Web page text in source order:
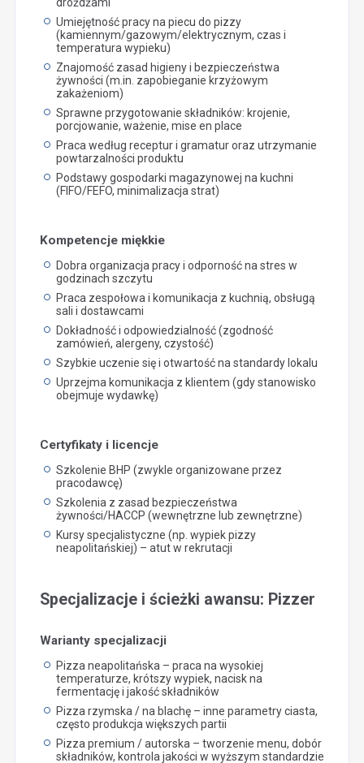
Umiejętność pracy na piecu do pizzy
(kamiennym/gazowym/elektrycznym, czas i
temperatura wypieku)
Znajomość zasad higieny i bezpieczeństwa
żywności (m.in. zapobieganie krzyżowym
zakażeniom)
Sprawne przygotowanie składników: krojenie,
porcjowanie, ważenie, mise en place
Praca według receptur i gramatur oraz utrzymanie
powtarzalności produktu
Podstawy gospodarki magazynowej na kuchni
(FIFO/FEFO, minimalizacja strat)
Kompetencje miękkie
Dobra organizacja pracy i odporność na stres w
godzinach szczytu
Praca zespołowa i komunikacja z kuchnią, obsługą
sali i dostawcami
Dokładność i odpowiedzialność (zgodność
zamówień, alergeny, czystość)
Szybkie uczenie się i otwartość na standardy lokalu
Uprzejma komunikacja z klientem (gdy stanowisko
obejmuje wydawkę)
Certyfikaty i licencje
Szkolenie BHP (zwykle organizowane przez
pracodawcę)
Szkolenia z zasad bezpieczeństwa
żywności/HACCP (wewnętrzne lub zewnętrzne)
Kursy specjalistyczne (np. wypiek pizzy
neapolitańskiej) – atut w rekrutacji
Specjalizacje i ścieżki awansu: Pizzer
Warianty specjalizacji
Pizza neapolitańska – praca na wysokiej
temperaturze, krótszy wypiek, nacisk na
fermentację i jakość składników
Pizza rzymska / na blachę – inne parametry ciasta,
często produkcja większych partii
Pizza premium / autorska – tworzenie menu, dobór
składników, kontrola jakości w wyższym standardzie